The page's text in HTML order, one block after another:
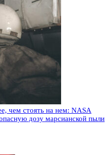
чем стоять на нем: NASA
дозу марсианской пыли